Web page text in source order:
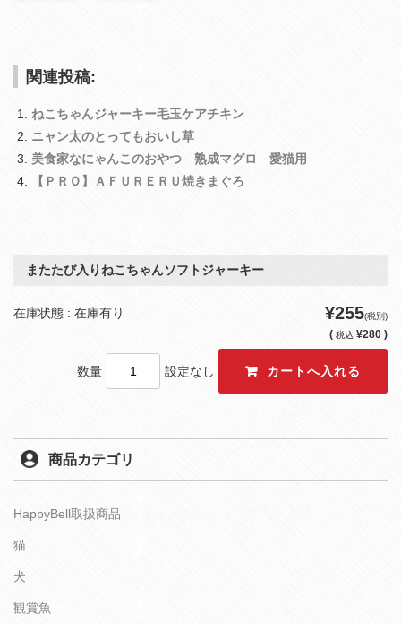
関連投稿:
ねこちゃんジャーキー毛玉ケアチキン
ニャン太のとってもおいし草
美食家なにゃんこのおやつ 熟成マグロ 愛猫用
【ＰＲＯ】ＡＦＵＲＥＲＵ焼きまぐろ
またたび入りねこちゃんソフトジャーキー
在庫状態 : 在庫有り ¥255(税別)
( 税込 ¥280 )
数量 設定なし
商品カテゴリ
HappyBell取扱商品
猫
犬
観賞魚